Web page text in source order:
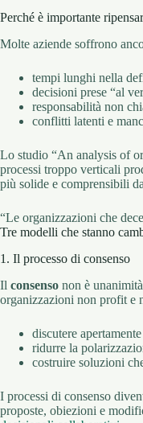
Perché è importante
Molte aziende soffrono
tempi lunghi nella
decisioni prese “al
responsabilità non
conflitti latenti e
Lo studio “An analysis of
processi troppo verticali
più solide e comprensibili
“Le organizzazioni che
Tre modelli che stanno
1. Il processo di consenso
Il consenso non è
organizzazioni non profit e
discutere
ridurre la
costruire soluzioni
I processi di consenso
proposte, obiezioni e